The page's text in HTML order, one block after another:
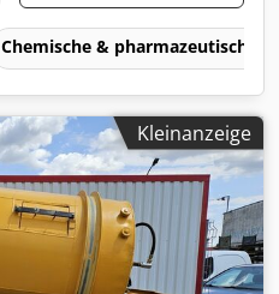
Chemische & pharmazeutische
Kleinanzeige